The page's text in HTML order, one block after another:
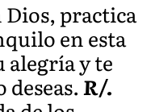
Dios, practica
en esta
alegría y te
deseas.R/.